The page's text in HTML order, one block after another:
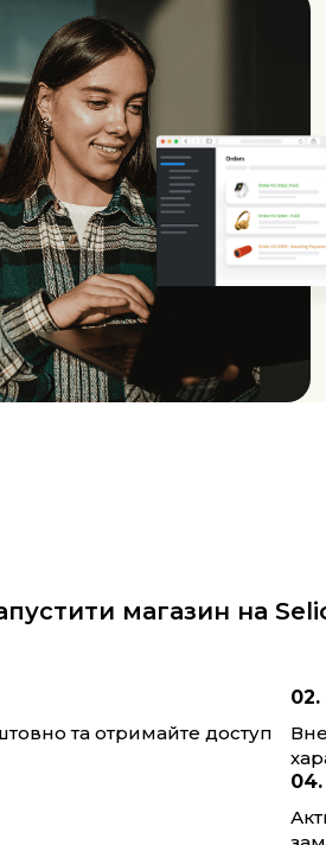
магазин на
та отримайте доступ
04.